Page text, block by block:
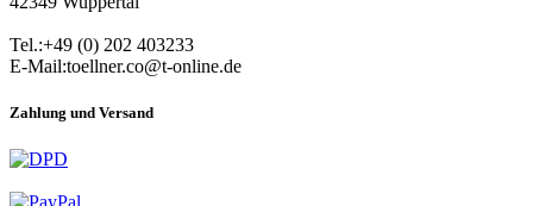
Tel.:+49 (0) 202 403233
E-Mail:toellner.co@t-online.de
Zahlung und Versand